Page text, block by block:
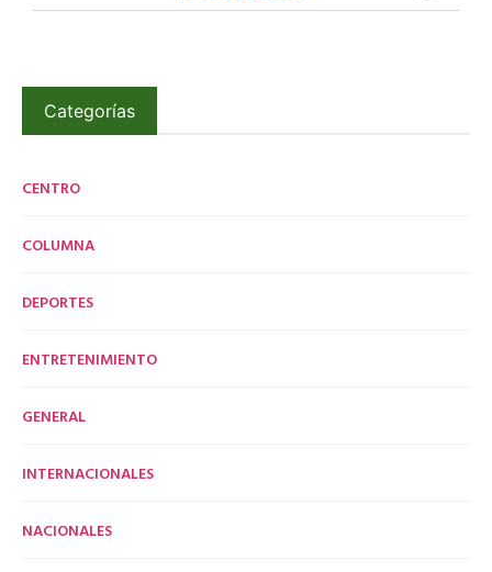
Categorías
CENTRO
COLUMNA
DEPORTES
ENTRETENIMIENTO
GENERAL
INTERNACIONALES
NACIONALES